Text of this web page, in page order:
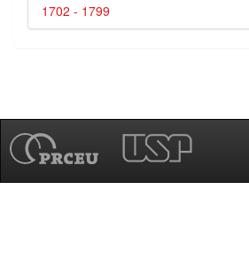
1702 - 1799